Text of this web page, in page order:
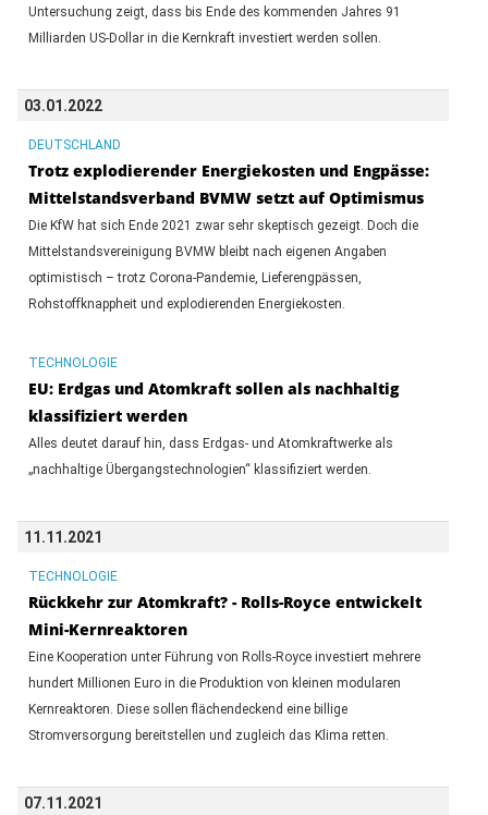
Untersuchung zeigt, dass bis Ende des kommenden Jahres 91
Milliarden US-Dollar in die Kernkraft investiert werden sollen.
03.01.2022
DEUTSCHLAND
Trotz explodierender Energiekosten und Engpässe:
Mittelstandsverband BVMW setzt auf Optimismus
Die KfW hat sich Ende 2021 zwar sehr skeptisch gezeigt. Doch die
Mittelstandsvereinigung BVMW bleibt nach eigenen Angaben
optimistisch – trotz Corona-Pandemie, Lieferengpässen,
Rohstoffknappheit und explodierenden Energiekosten.
TECHNOLOGIE
EU: Erdgas und Atomkraft sollen als nachhaltig
klassifiziert werden
Alles deutet darauf hin, dass Erdgas- und Atomkraftwerke als
„nachhaltige Übergangstechnologien“ klassifiziert werden.
11.11.2021
TECHNOLOGIE
Rückkehr zur Atomkraft? - Rolls-Royce entwickelt
Mini-Kernreaktoren
Eine Kooperation unter Führung von Rolls-Royce investiert mehrere
hundert Millionen Euro in die Produktion von kleinen modularen
Kernreaktoren. Diese sollen flächendeckend eine billige
Stromversorgung bereitstellen und zugleich das Klima retten.
07.11.2021